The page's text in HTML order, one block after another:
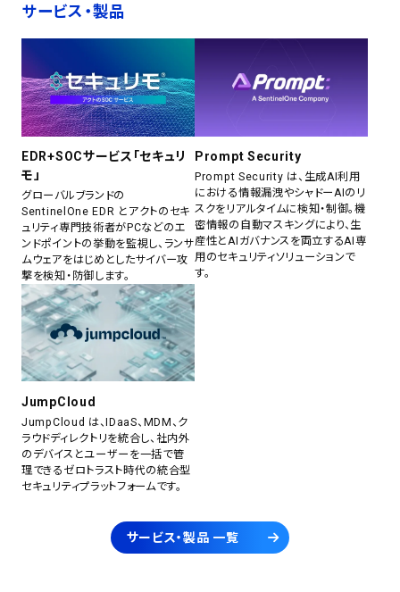
サービス・製品
EDR+SOCサービス「セキュリ
モ」
グローバルブランドの
SentinelOne EDR とアクトのセキ
ュリティ専門技術者がPCなどのエ
ンドポイントの挙動を監視し、ランサ
ムウェアをはじめとしたサイバー攻
撃を検知・防御します。
Prompt Security
Prompt Security は、生成AI利用
における情報漏洩やシャドーAIのリ
スクをリアルタイムに検知・制御。機
密情報の自動マスキングにより、生
産性とAIガバナンスを両立するAI専
用のセキュリティソリューションで
す。
JumpCloud
JumpCloud は、IDaaS、MDM、ク
ラウドディレクトリを統合し、社内外
のデバイスとユーザーを一括で管
理できるゼロトラスト時代の統合型
セキュリティプラットフォームです。
サービス・製品 一覧